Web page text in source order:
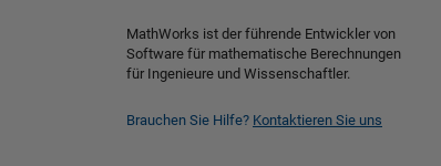
MathWorks ist der führende Entwickler von
Software für mathematische Berechnungen
für Ingenieure und Wissenschaftler.
Brauchen Sie Hilfe? Kontaktieren Sie uns